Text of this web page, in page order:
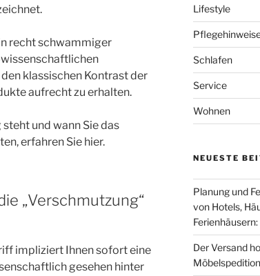
recht schwammiger
klassischen Kontrast der
aufrecht zu erhalten.
und wann Sie das
erfahren Sie hier.
„Verschmutzung“
impliziert Ihnen sofort eine
gesehen hinter
Lifestyle
Schlafen
Service
Wohnen
NEUESTE
Planung und
von Hotels,
Der Versand
Möbelspedition